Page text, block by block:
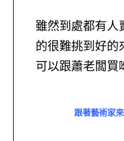
雖然到處都有人
的很難挑到好的
可以跟蕭老闆買
跟著藝術家